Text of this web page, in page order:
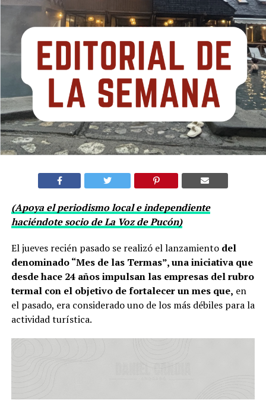
(Apoya el periodismo local e independiente
haciéndote socio de La Voz de Pucón)
El jueves recién pasado se realizó el lanzamientodel
denominado “Mes de las Termas”, una iniciativa que
desde hace 24 años impulsan las empresas del rubro
termal con el objetivo de fortalecer un mes que, en
el pasado, era considerado uno de los más débiles para la
actividad turística.